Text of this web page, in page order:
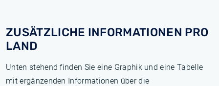
ZUSÄTZLICHE INFORMATIONEN PRO
LAND
Unten stehend finden Sie eine Graphik und eine Tabelle
mit ergänzenden Informationen über die